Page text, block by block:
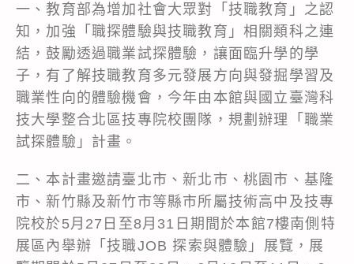
一、教育部為增加社會大眾對「技職教育」之認
知，加強「職探體驗與技職教育」相關類科之連
結，鼓勵透過職業試探體驗，讓面臨升學的學
子，有了解技職教育多元發展方向與發掘學習及
職業性向的體驗機會，今年由本館與國立臺灣科
技大學整合北區技專院校團隊，規劃辦理「職業
試探體驗」計畫。
二、本計畫邀請臺北市、新北市、桃園市、基隆
市、新竹縣及新竹市等縣市所屬技術高中及技專
院校於5月27日至8月31日期間於本館7樓南側特
展區內舉辦「技職JOB 探索與體驗」展覽，展